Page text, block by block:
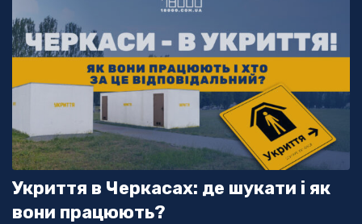
Укриття в Черкасах: де шукати і як
вони працюють?